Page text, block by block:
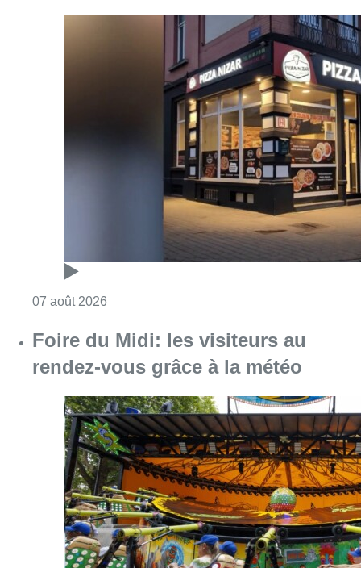
07 août 2026
Foire du Midi: les visiteurs au
rendez-vous grâce à la météo